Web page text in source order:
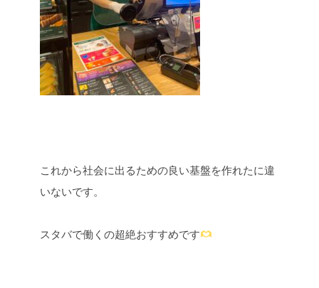
これから社会に出るための良い基盤を作れたに違
いないです。
スタバで働くの超絶おすすめです